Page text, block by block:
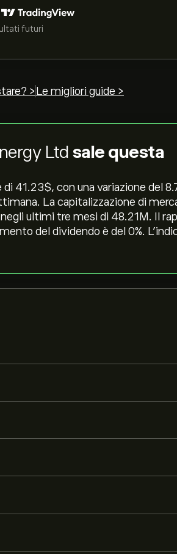
futuri
> Le migliori guide >
Ltd sale questa
41.23‎$‎, con una variazione del
La capitalizzazione di
ultimi tre mesi di 48.21M. Il
del dividendo è del 0%.